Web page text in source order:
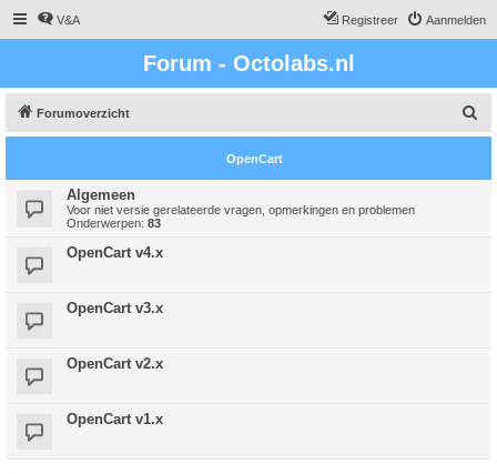
V&A Aanmelden
Registreer
Forum - Octolabs.nl
Forumoverzicht
o
OpenCart
Algemeen
Voor niet versie gerelateerde vragen, opmerkingen en problemen
Onderwerpen: 83
OpenCart v4.x
OpenCart v3.x
OpenCart v2.x
OpenCart v1.x